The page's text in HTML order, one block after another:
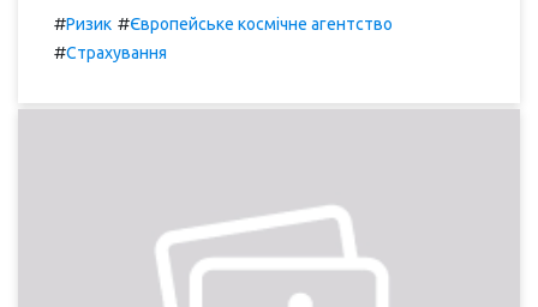
#Ризик #Європейське космічне агентство
#Страхування